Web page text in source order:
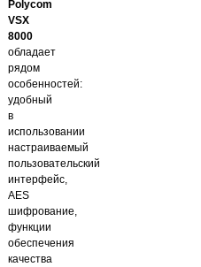
Polycom
VSX
8000
обладает
рядом
особенностей:
удобный
в
использовании
настраиваемый
пользовательский
интерфейс,
AES
шифрование,
функции
обеспечения
качества